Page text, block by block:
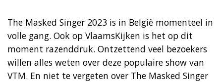
The Masked Singer 2023 is in België momenteel in
volle gang. Ook op VlaamsKijken is het op dit
moment razenddruk. Ontzettend veel bezoekers
willen alles weten over deze populaire show van
VTM. En niet te vergeten over The Masked Singer